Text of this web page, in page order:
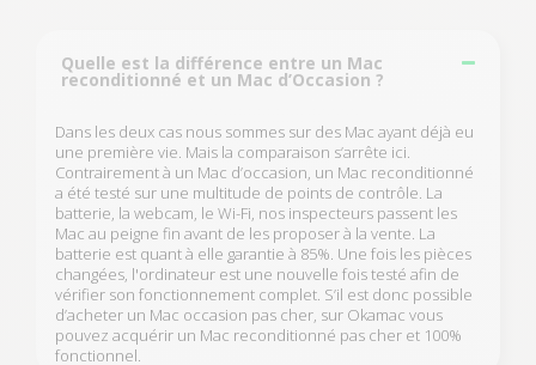
Quelle est la différence entre un Mac
reconditionné et un Mac d’Occasion ?
Dans les deux cas nous sommes sur des Mac ayant déjà eu
une première vie. Mais la comparaison s’arrête ici.
Contrairement à un Mac d’occasion, un Mac reconditionné
a été testé sur une multitude de points de contrôle. La
batterie, la webcam, le Wi-Fi, nos inspecteurs passent les
Mac au peigne fin avant de les proposer à la vente. La
batterie est quant à elle garantie à 85%. Une fois les pièces
changées, l'ordinateur est une nouvelle fois testé afin de
vérifier son fonctionnement complet. S’il est donc possible
d’acheter un Mac occasion pas cher, sur Okamac vous
pouvez acquérir un Mac reconditionné pas cher et 100%
fonctionnel.